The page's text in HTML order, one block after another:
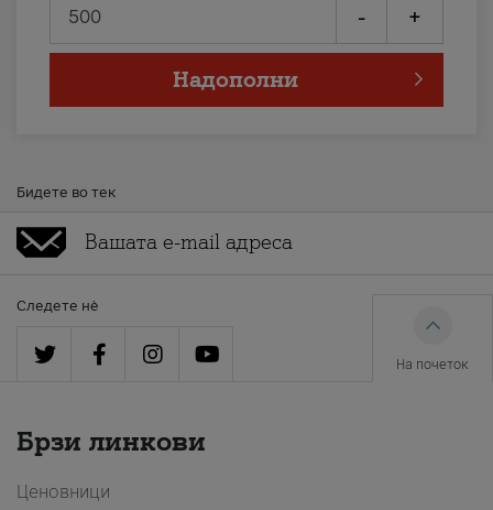
- +
Надополни
Бидете во тек
Следете нè
На почеток
Брзи линкови
Ценовници